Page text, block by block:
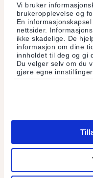
Vi bruker
brukeropplevelse og
En
nettsider.
ikke skadelige. De
informasjon om dine
innholdet til deg og gi
Du velger selv om du
gjøre egne innstillinger.
Frognerparkens